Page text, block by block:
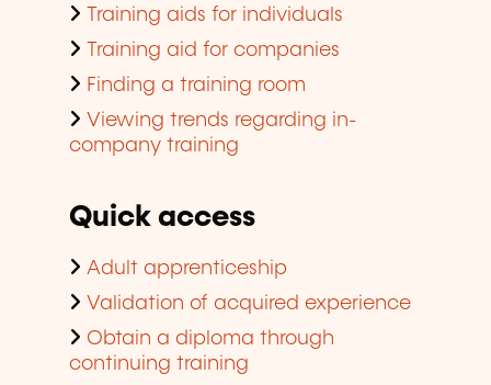
Training aids for individuals
Training aid for companies
Finding a training room
Viewing trends regarding in-
company training
Quick access
Adult apprenticeship
Validation of acquired experience
Obtain a diploma through
continuing training